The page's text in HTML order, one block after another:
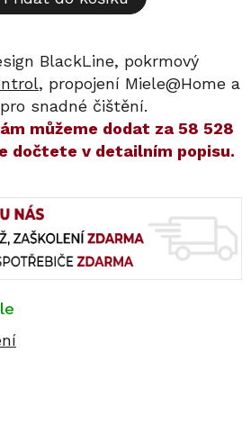
BlackLine, pokrmový
, propojení Miele@Home a
snadné čištění.
můžeme dodat za 58 528
dočtete v detailním popisu.